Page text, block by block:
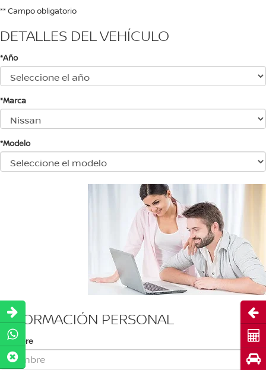
** Campo obligatorio
DETALLES DEL VEHÍCULO
*Año
*Marca
*Modelo
INFORMACIÓN PERSONAL
*Nombre